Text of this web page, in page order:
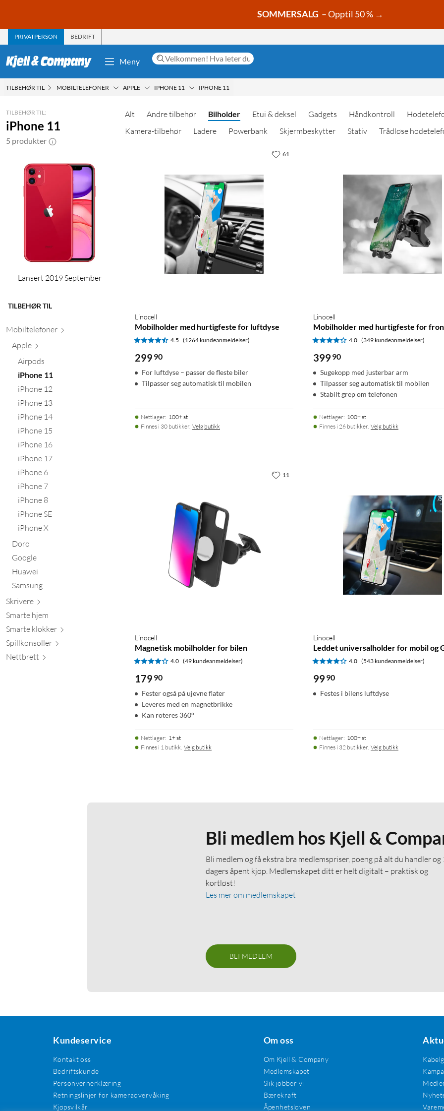
SOMMERSALG – Opptil 50 % →
PRIVATPERSON BEDRIFT
Meny
TILBEHØR TIL MOBILTELEFONER APPLE IPHONE 11 IPHONE 11
TILBEHØR TIL:
iPhone 11
5 produkter
Lansert 2019 September
TILBEHØR TIL
Mobiltelefoner
Apple
Airpods
iPhone 11
iPhone 12
iPhone 13
iPhone 14
iPhone 15
iPhone 16
iPhone 17
iPhone 6
iPhone 7
iPhone 8
iPhone SE
iPhone X
Doro
Google
Huawei
Samsung
Skrivere
Smarte hjem
Smarte klokker
Spillkonsoller
Nettbrett
Alt Andre tilbehør Bilholder Etui & deksel Gadgets Håndkontroll
Kamera-tilbehør
Ladere Powerbank Skjermbeskytter Stativ Trådløse
Linocell
Mobilholder med hurtigfeste for luftdyse
4.5 (1264 kundeanmeldelser)
299 90
For luftdyse – passer de fleste biler
Tilpasser seg automatisk til mobilen
Nettlager: 100+ st
Finnes i 30 butikker. Velg butikk
61
Linocell
Mobilholder med hurtigfeste for
4.0 (349 kundeanmeldelser)
399 90
Sugekopp med justerbar arm
Tilpasser seg automatisk til mobilen
Stabilt grep om telefonen
Nettlager: 100+ st
Finnes i 26 butikker. Velg butikk
Linocell
Magnetisk mobilholder for bilen
4.0 (49 kundeanmeldelser)
179 90
Fester også på ujevne flater
Leveres med en magnetbrikke
Kan roteres 360°
Nettlager: 1+ st
Finnes i 1 butikk. Velg butikk
11
Linocell
Leddet universalholder for mobil og
4.0 (543 kundeanmeldelser)
99 90
Festes i bilens luftdyse
Nettlager: 100+ st
Finnes i 32 butikker. Velg butikk
Bli medlem hos Kjell &
Bli medlem og få ekstra bra medlemspriser, poeng på alt du handler og
dagers åpent kjøp. Medlemskapet ditt er helt digitalt – praktisk og
kortløst!
Les mer om medlemskapet
BLI MEDLEM
Kundeservice
Kontakt oss
Bedriftskunde
Personvernerklæring
Retningslinjer for kameraovervåking
Kjøpsvilkår
Om oss
Om Kjell & Company
Medlemskapet
Slik jobber vi
Bærekraft
Åpenhetsloven